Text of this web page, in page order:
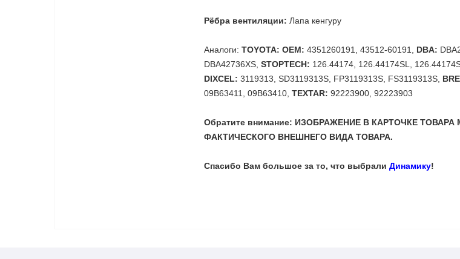
Рёбра вентиляции: Лапа кенгуру
Аналоги: TOYOTA: OEM: 4351260191, 43512-60191, DBA:
DBA42736XS, STOPTECH: 126.44174, 126.44174SL,
DIXCEL: 3119313, SD3119313S, FP3119313S, FS3119313S,
09B63411, 09B63410, TEXTAR: 92223900, 92223903
Обратите внимание: ИЗОБРАЖЕНИЕ В КАРТОЧКЕ
ФАКТИЧЕСКОГО ВНЕШНЕГО ВИДА ТОВАРА.
Спасибо Вам большое за то, что выбрали Динамику!